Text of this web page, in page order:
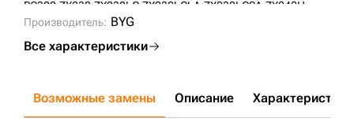
PC300;ZX230;ZX230LC;ZX230LCLA;ZX230LCSA;ZX240H;
ZX240LCH;
ZX240LCK;
PC300-7;PC300-8;PC300-6;
PC300LC-6;
CLG920D;PC270-7;PC220-6;
Производитель: BYG
Все характеристики
Возможные замены Описание Характеристики